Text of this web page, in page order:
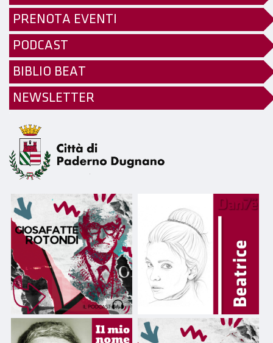
PRENOTA EVENTI
PODCAST
BIBLIO BEAT
NEWSLETTER